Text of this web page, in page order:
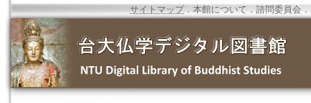
サイトマップ．本館について ．諮問委員会 ．